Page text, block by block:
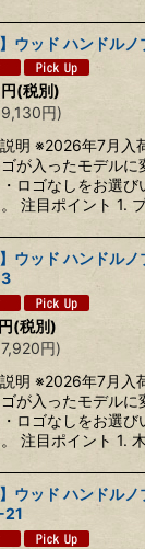
】ウッド ハンドル
円(税別)
9,130円)
明 ※2026年7月入
が入ったモデルに
ロゴなしをお選び
注目ポイント 1.
】ウッド ハンドル
円(税別)
7,920円)
明 ※2026年7月入
が入ったモデルに
ロゴなしをお選び
。 注目ポイント 1.
】ウッド ハンドル
21